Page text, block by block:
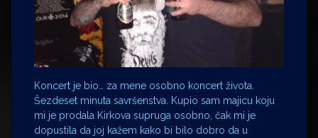
Koncert je bio… za mene osobno koncert života.
Šezdeset minuta savršenstva. Kupio sam majicu koju
mi je prodala Kirkova supruga osobno, čak mi je
dopustila da joj kažem kako bi bilo dobro da u